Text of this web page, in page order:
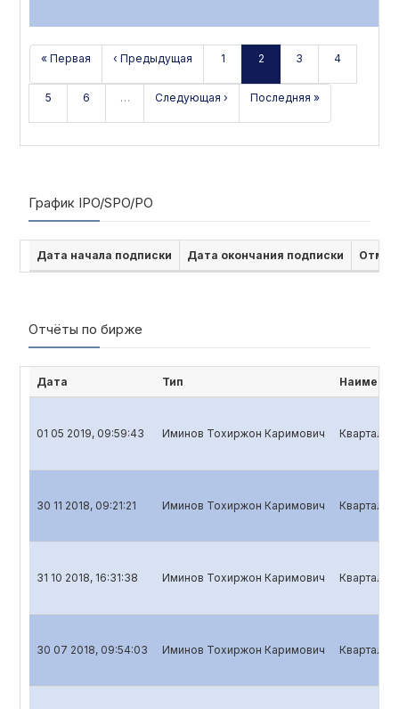
« Первая ‹ Предыдущая 1 2 3 4
5 6 … Следующая › Последняя »
График IPO/SPO/PO
Дата начала подписки Дата окончания подписки
Отчёты по бирже
Дата Тип
01 05 2019, 09:59:43 Иминов Тохиржон Каримович
30 11 2018, 09:21:21 Иминов Тохиржон Каримович
31 10 2018, 16:31:38 Иминов Тохиржон Каримович
30 07 2018, 09:54:03 Иминов Тохиржон Каримович